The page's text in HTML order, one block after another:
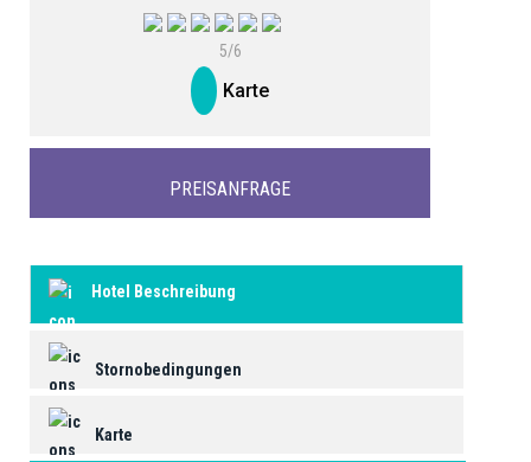
5/6
Karte
PREISANFRAGE
Hotel Beschreibung
Stornobedingungen
Karte